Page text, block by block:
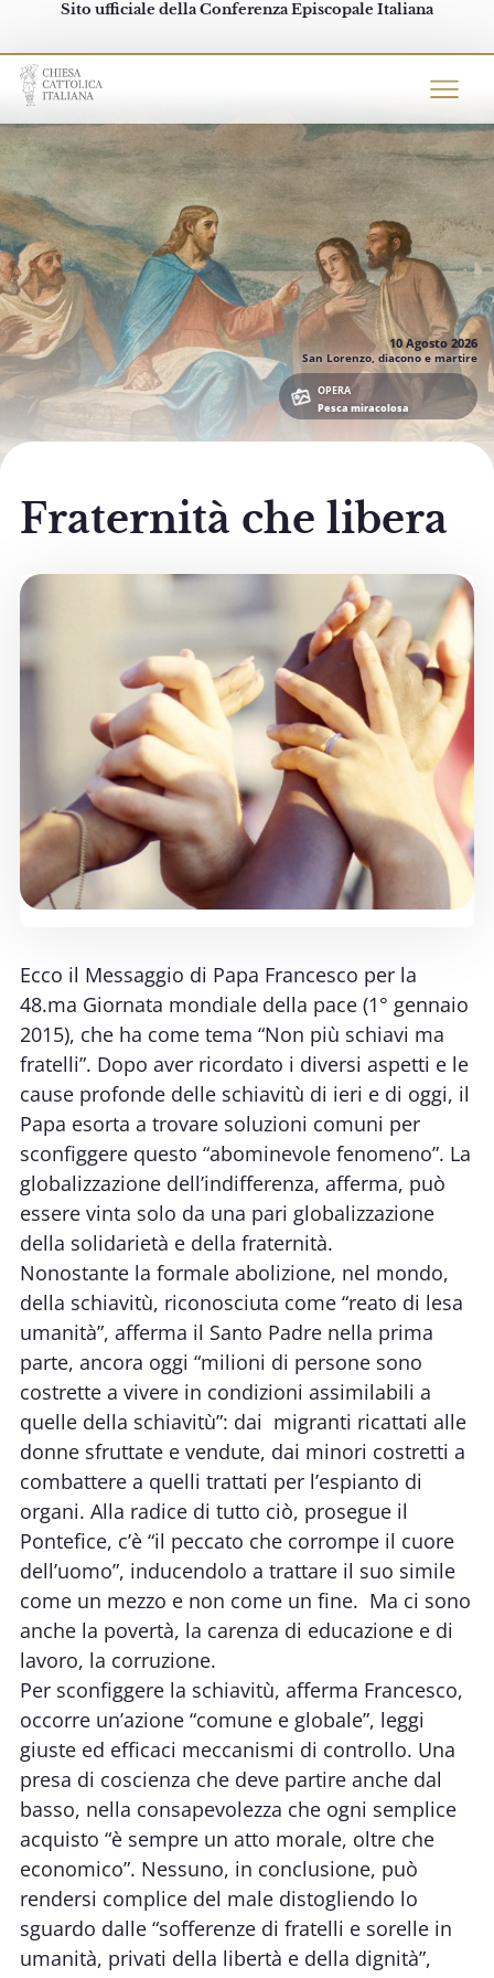
Sito ufficiale della Conferenza Episcopale Italiana
Chiesacattolica.it
10 Agosto 2026
San Lorenzo, diacono e martire
OPERA
Pesca miracolosa
Fraternità che libera
Ecco il Messaggio di Papa Francesco per la
48.ma Giornata mondiale della pace (1° gennaio
2015), che ha come tema “Non più schiavi ma
fratelli”. Dopo aver ricordato i diversi aspetti e le
cause profonde delle schiavitù di ieri e di oggi, il
Papa esorta a trovare soluzioni comuni per
sconfiggere questo “abominevole fenomeno”. La
globalizzazione dell’indifferenza, afferma, può
essere vinta solo da una pari globalizzazione
della solidarietà e della fraternità.
Nonostante la formale abolizione, nel mondo,
della schiavitù, riconosciuta come “reato di lesa
umanità”, afferma il Santo Padre nella prima
parte, ancora oggi “milioni di persone sono
costrette a vivere in condizioni assimilabili a
quelle della schiavitù”: dai migranti ricattati alle
donne sfruttate e vendute, dai minori costretti a
combattere a quelli trattati per l’espianto di
organi. Alla radice di tutto ciò, prosegue il
Pontefice, c’è “il peccato che corrompe il cuore
dell’uomo”, inducendolo a trattare il suo simile
come un mezzo e non come un fine. Ma ci sono
anche la povertà, la carenza di educazione e di
lavoro, la corruzione.
Per sconfiggere la schiavitù, afferma Francesco,
occorre un’azione “comune e globale”, leggi
giuste ed efficaci meccanismi di controllo. Una
presa di coscienza che deve partire anche dal
basso, nella consapevolezza che ogni semplice
acquisto “è sempre un atto morale, oltre che
economico”. Nessuno, in conclusione, può
rendersi complice del male distogliendo lo
sguardo dalle “sofferenze di fratelli e sorelle in
umanità, privati della libertà e della dignità”,